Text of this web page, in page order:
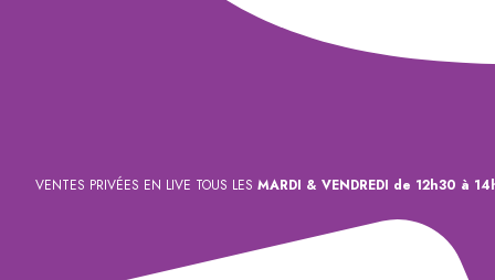
VENTES PRIVÉES EN LIVE TOUS LES MARDI & VENDREDI de 12h30 à